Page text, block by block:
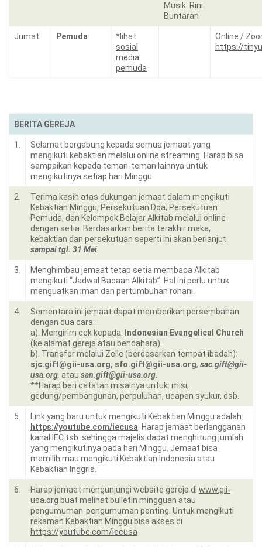
Musik: Rini
Buntaran
Jumat Pemuda
*lihat
sosial
media
pemuda
Online /
https://
BERITA GEREJA
1.
Selamat bergabung kepada semua jemaat yang
mengikuti kebaktian melalui online streaming. Harap bisa
sampaikan kepada teman-teman lainnya untuk
mengikutinya setiap hari Minggu.
2.
Terima kasih atas dukungan jemaat dalam mengikuti
Kebaktian Minggu, Persekutuan Doa, Persekutuan
Pemuda, dan Kelompok Belajar Alkitab melalui online
dengan setia. Berdasarkan berita terakhir maka,
kebaktian dan persekutuan seperti ini akan berlanjut
sampai tgl. 31 Mei
3.
Menghimbau jemaat tetap setia membaca Alkitab
mengikuti “Jadwal Bacaan Alkitab”. Hal ini perlu untuk
menguatkan iman dan pertumbuhan rohani.
4.
Sementara ini jemaat dapat memberikan persembahan
dengan dua cara:
a). Mengirim cek kepada: Indonesian Evangelical Church
(ke alamat gereja atau bendahara).
b). Transfer melalui Zelle (berdasarkan tempat ibadah):
sjc.gift@gii-usa.org, sfo.gift@gii-usa.org, sac.gift@gii-
usa.org, atau san.gift@gii-usa.org.
**Harap beri catatan misalnya untuk: misi,
gedung/pembangunan, perpuluhan, ucapan syukur, dsb.
5.
Link yang baru untuk mengikuti Kebaktian Minggu adalah:
https://youtube.com/iecusa . Harap jemaat berlangganan
kanal IEC tsb. sehingga majelis dapat menghitung jumlah
yang mengikutinya pada hari Minggu. Jemaat bisa
memilih mau mengikuti Kebaktian Indonesia atau
Kebaktian Inggris.
6. Harap jemaat mengunjungi website gereja di www.gii-
usa.org buat melihat bulletin mingguan atau
pengumuman-pengumuman penting. Untuk mengikuti
rekaman Kebaktian Minggu bisa akses di
https://youtube.com/iecusa